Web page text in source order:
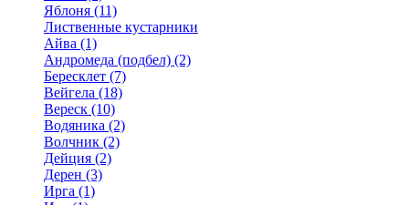
Яблоня (11)
Лиственные кустарники
Айва (1)
Андромеда (подбел) (2)
Бересклет (7)
Вейгела (18)
Вереск (10)
Водяника (2)
Волчник (2)
Дейция (2)
Дерен (3)
Ирга (1)